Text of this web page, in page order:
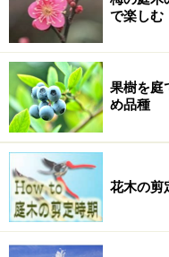
庭木の植え方には、
いう方法があります。
ることが多いので、こ
お話ししましょう。
まず植え穴を掘ります
倍くらいを目安にしま
ラや古根があったら取
次に、植える木の向
で楽しむ
果樹を庭
め品種
花木の剪